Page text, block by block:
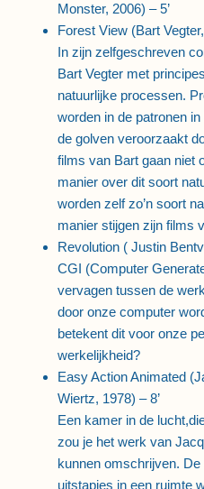
Monster, 2006) – 5’
Forest View (Bart
In zijn zelfgeschreven
Bart Vegter met
natuurlijke processen.
worden in de patronen
de golven veroorzaakt
films van Bart gaan niet
manier over dit soort
worden zelf zo’n soort
manier stijgen zijn films
Revolution ( Justin
CGI (Computer
vervagen tussen de
door onze computer
betekent dit voor onze
werkelijkheid?
Easy Action Animated
Wiertz, 1978) – 8’
Een kamer in de
zou je het werk van
kunnen omschrijven.
uitstapjes in een ruimte